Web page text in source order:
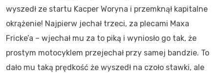
wyszedł ze startu Kacper Woryna i przemknął kapitalne
okrążenie! Najpierw jechał trzeci, za plecami Maxa
Fricke’a – wjechał mu za to piką i wyniosło go tak, że
prostym motocyklem przejechał przy samej bandzie. To
dało mu taką prędkość że wyszedł na czoło stawki, ale